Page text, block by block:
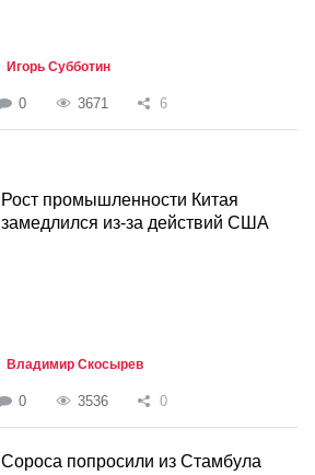
Игорь Субботин
0 3671 6
Рост промышленности Китая
замедлился из-за действий США
Владимир Скосырев
0 3536 0
Сороса попросили из Стамбула